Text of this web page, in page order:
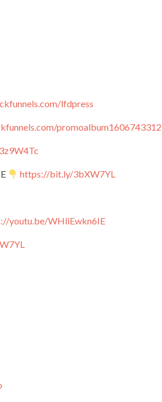
lfdpress
https://bit.ly/3bXW7YL
youtu.be/WHliEwkn6IE